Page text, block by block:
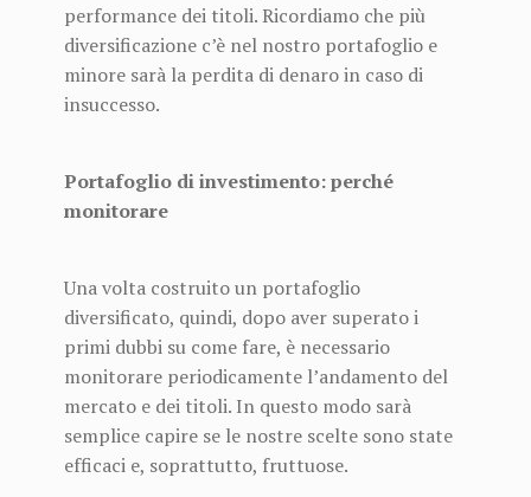
performance dei titoli. Ricordiamo che più
diversificazione c’è nel nostro portafoglio e
minore sarà la perdita di denaro in caso di
insuccesso.
Portafoglio di investimento: perché
monitorare
Una volta costruito un portafoglio
diversificato, quindi, dopo aver superato i
primi dubbi su come fare, è necessario
monitorare periodicamente l’andamento del
mercato e dei titoli. In questo modo sarà
semplice capire se le nostre scelte sono state
efficaci e, soprattutto, fruttuose.